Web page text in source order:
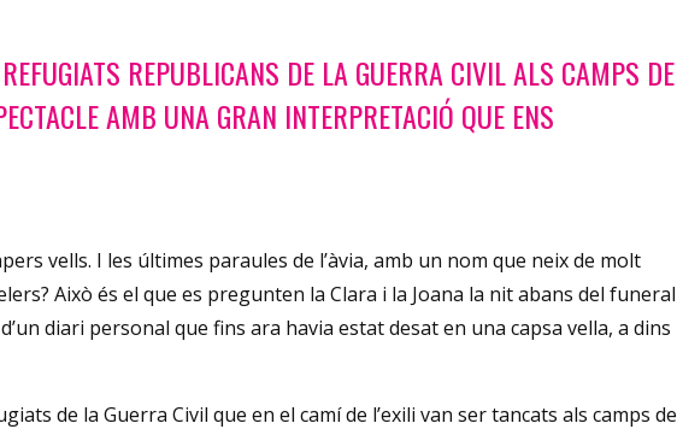
REPUBLICANS DE LA GUERRA CIVIL ALS CAMPS DE
AMB UNA GRAN INTERPRETACIÓ QUE ENS
vells. I les últimes paraules de l’àvia, amb un nom que neix de molt
Això és el que es pregunten la Clara i la Joana la nit abans del funeral
diari personal que fins ara havia estat desat en una capsa vella, a dins
de la Guerra Civil que en el camí de l’exili van ser tancats als camps de